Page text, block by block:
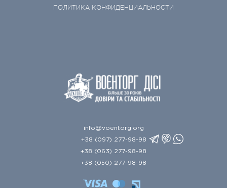
ПОЛИТИКА КОНФИДЕНЦИАЛЬНОСТИ
info@voentorg.org
+38 (097) 277-98-98
+38 (063) 277-98-98
+38 (050) 277-98-98